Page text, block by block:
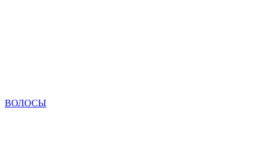
ВОЛОСЫ